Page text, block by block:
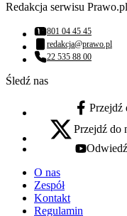
Redakcja serwisu Prawo.pl
Numer telefonu:
801 04 45 45
Adres email:
redakcja@prawo.pl
Numer telefonu:
22 535 88 00
Śledź nas
facebook -
Przejdź
x - otwiera się w
Przejdź do
youtube -
O nas
Zespół
Kontakt
Regulamin